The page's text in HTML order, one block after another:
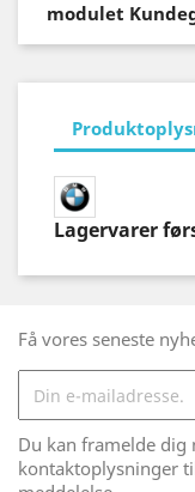
modulet
Lagervarer
Få vores seneste
Du kan framelde dig
kontaktoplysninger